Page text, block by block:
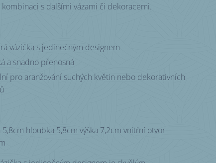
s dalšími vázami či dekoracemi.
vázička s jedinečným designem
a snadno přenosná
pro aranžování suchých květin nebo dekorativních
5,8cm hloubka 5,8cm výška 7,2cm vnitřní otvor